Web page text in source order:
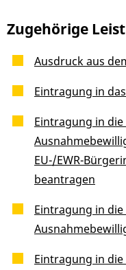
Zugehörige
Ausdruck aus
Eintragung in
Eintragung in
EU-/EWR-
beantragen
Eintragung in
Eintragung in